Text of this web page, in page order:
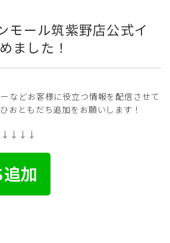
モール筑紫野店公式イ
ました！
などお客様に役立つ情報を配信させて
おともだち追加をお願いします！